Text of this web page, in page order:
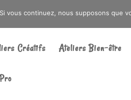
LILLOISE
Créatifs Ateliers Bien-être
produits
vous continuez, nous supposons que